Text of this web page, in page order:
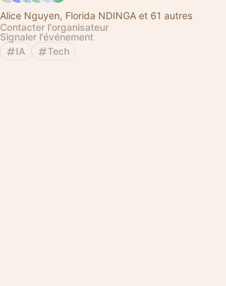
Alice Nguyen, Florida NDINGA et 61 autres
Contacter l'organisateur
Signaler l'événement
IA
Tech